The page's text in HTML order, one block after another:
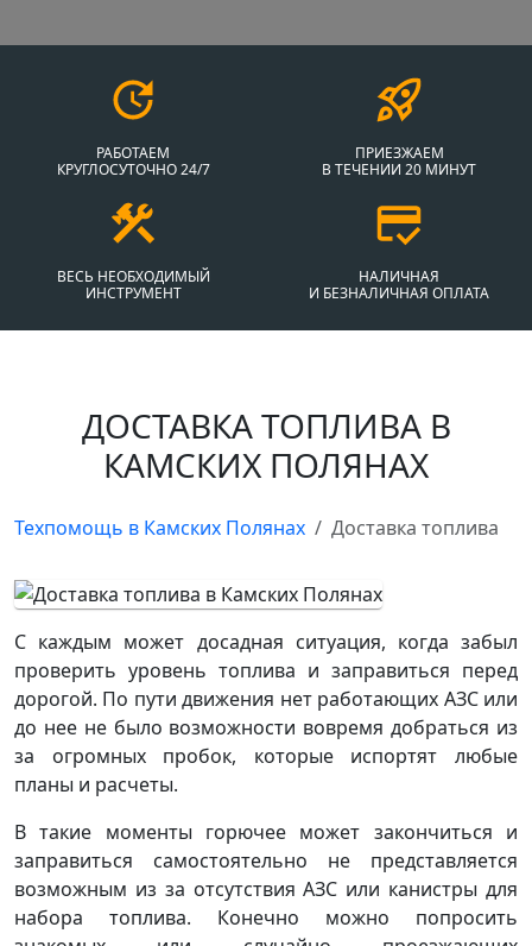
РАБОТАЕМ
КРУГЛОСУТОЧНО 24/7
ПРИЕЗЖАЕМ
В ТЕЧЕНИИ 20 МИНУТ
ВЕСЬ НЕОБХОДИМЫЙ
ИНСТРУМЕНТ
НАЛИЧНАЯ
И БЕЗНАЛИЧНАЯ ОПЛАТА
ДОСТАВКА ТОПЛИВА В
КАМСКИХ ПОЛЯНАХ
Техпомощь в Камских Полянах Доставка топлива
С каждым может досадная ситуация, когда забыл
проверить уровень топлива и заправиться перед
дорогой. По пути движения нет работающих АЗС или
до нее не было возможности вовремя добраться из
за огромных пробок, которые испортят любые
планы и расчеты.
В такие моменты горючее может закончиться и
заправиться самостоятельно не представляется
возможным из за отсутствия АЗС или канистры для
набора топлива. Конечно можно попросить